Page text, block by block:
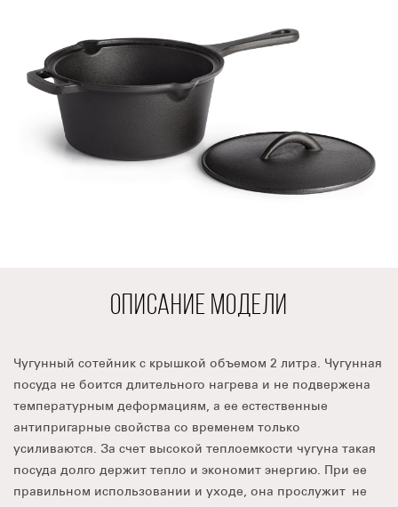
ОПИСАНИЕ МОДЕЛИ
Чугунный сотейник с крышкой объемом 2 литра. Чугунная
посуда не боится длительного нагрева и не подвержена
температурным деформациям, а ее естественные
антипригарные свойства со временем только
усиливаются. За счет высокой теплоемкости чугуна такая
посуда долго держит тепло и экономит энергию. При ее
правильном использовании и уходе, она прослужит не